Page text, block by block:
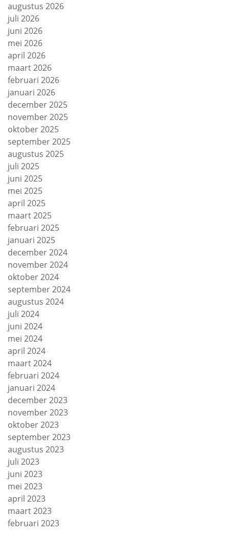
augustus 2026
juli 2026
juni 2026
mei 2026
april 2026
maart 2026
februari 2026
januari 2026
december 2025
november 2025
oktober 2025
september 2025
augustus 2025
juli 2025
juni 2025
mei 2025
april 2025
maart 2025
februari 2025
januari 2025
december 2024
november 2024
oktober 2024
september 2024
augustus 2024
juli 2024
juni 2024
mei 2024
april 2024
maart 2024
februari 2024
januari 2024
december 2023
november 2023
oktober 2023
september 2023
augustus 2023
juli 2023
juni 2023
mei 2023
april 2023
maart 2023
februari 2023